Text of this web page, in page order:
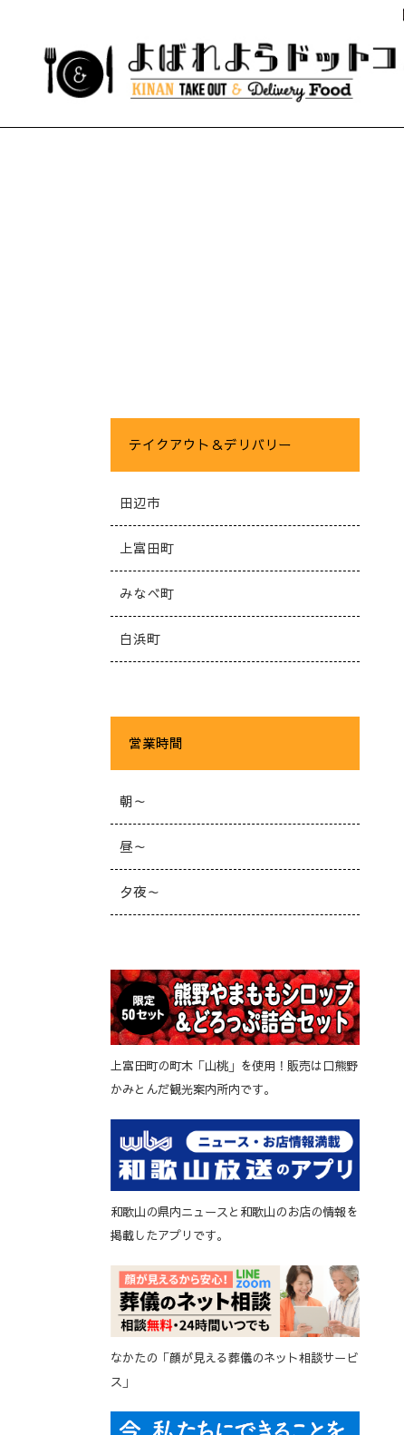
テイクアウト＆デリバリー
田辺市
上富田町
みなべ町
白浜町
営業時間
朝～
昼～
夕夜～
上富田町の町木「山桃」を使用！販売は口熊野
かみとんだ観光案内所内です。
和歌山の県内ニュースと和歌山のお店の情報を
掲載したアプリです。
なかたの「顔が見える葬儀のネット相談サービ
ス」